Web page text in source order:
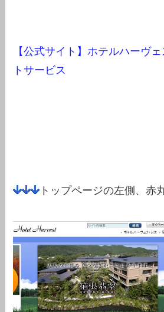
【公式サイト】ホテルハーヴ
トサービス
トップページの左側、赤